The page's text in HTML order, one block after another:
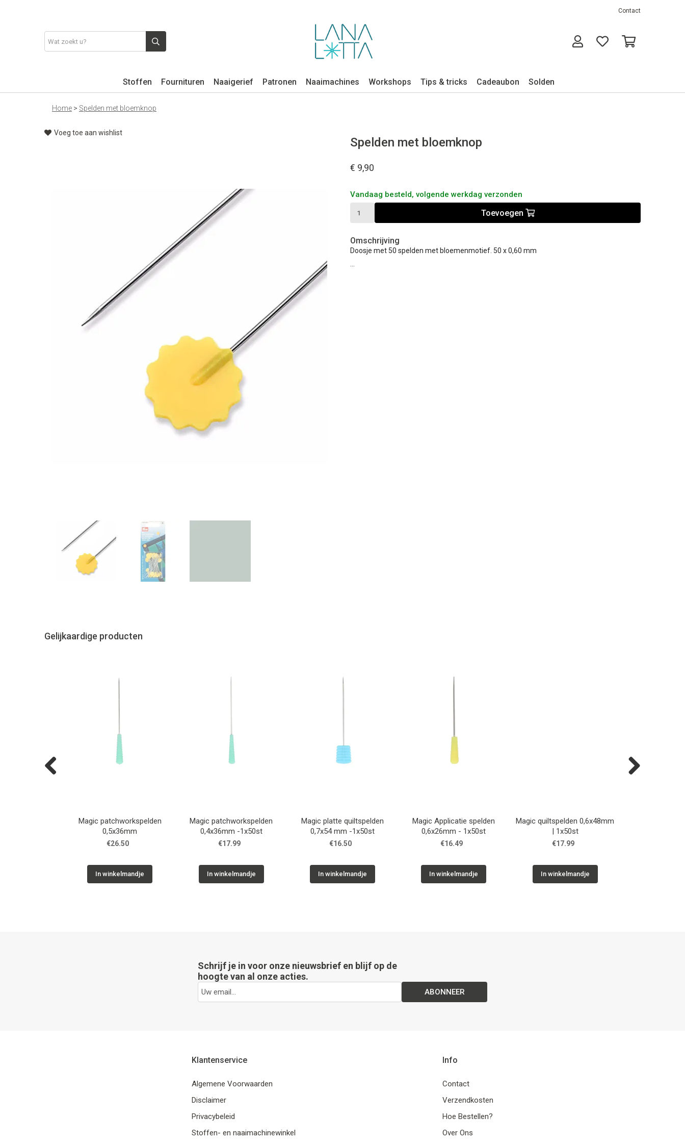
Contact
Stoffen Fournituren Naaigerief Patronen Naaimachines Workshops Tips & tricks Cadeaubon Solden
Home > Spelden met bloemknop
Voeg toe aan wishlist
Spelden met bloemknop
€ 9,90
Vandaag besteld, volgende werkdag verzonden
Toevoegen
Omschrijving
Doosje met 50 spelden met bloemenmotief. 50 x 0,60 mm
Gelijkaardige producten
Magic patchworkspelden
0,5x36mm
€26.50
In winkelmandje
Magic patchworkspelden
0,4x36mm -1x50st
€17.99
In winkelmandje
Magic platte quiltspelden
0,7x54 mm -1x50st
€16.50
In winkelmandje
Magic Applicatie spelden
0,6x26mm - 1x50st
€16.49
In winkelmandje
Magic quiltspelden 0,6x48mm
| 1x50st
€17.99
In winkelmandje
Schrijf je in voor onze nieuwsbrief en blijf op de
hoogte van al onze acties.
ABONNEER
Klantenservice
Algemene Voorwaarden
Disclaimer
Privacybeleid
Stoffen- en naaimachinewinkel
Info
Contact
Verzendkosten
Hoe Bestellen?
Over Ons